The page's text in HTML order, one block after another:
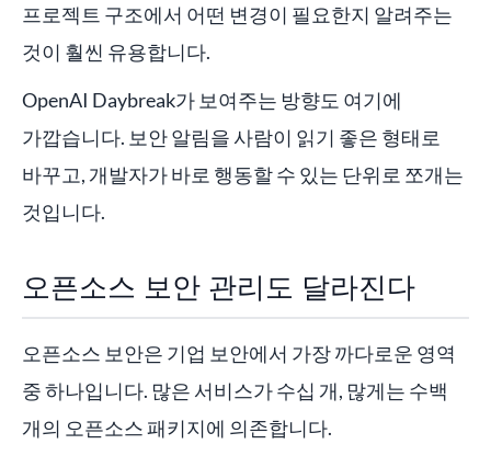
프로젝트 구조에서 어떤 변경이 필요한지 알려주는
것이 훨씬 유용합니다.
OpenAI Daybreak가 보여주는 방향도 여기에
가깝습니다. 보안 알림을 사람이 읽기 좋은 형태로
바꾸고, 개발자가 바로 행동할 수 있는 단위로 쪼개는
것입니다.
오픈소스 보안 관리도 달라진다
오픈소스 보안은 기업 보안에서 가장 까다로운 영역
중 하나입니다. 많은 서비스가 수십 개, 많게는 수백
개의 오픈소스 패키지에 의존합니다.